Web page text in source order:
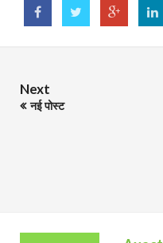
Next
नई पोस्ट